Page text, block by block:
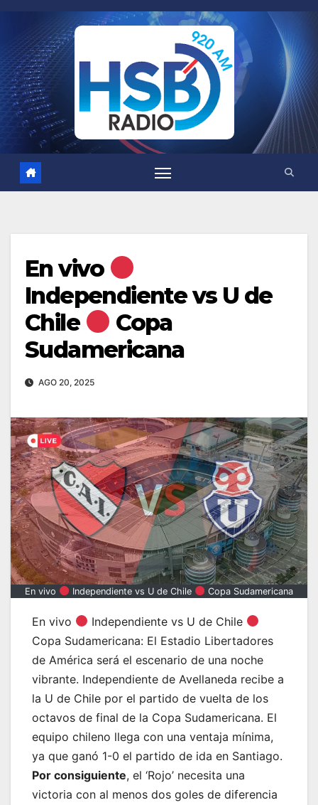
En vivo
Independiente vs U de
Chile
Copa
Sudamericana
AGO 20, 2025
En vivo Independiente vs U de Chile Copa Sudamericana
En vivo
Independiente vs U de Chile
Copa Sudamericana: El Estadio Libertadores
de América será el escenario de una noche
vibrante. Independiente de Avellaneda recibe a
la U de Chile por el partido de vuelta de los
octavos de final de la Copa Sudamericana. El
equipo chileno llega con una ventaja mínima,
ya que ganó 1-0 el partido de ida en Santiago.
Por consiguiente, el ‘Rojo’ necesita una
victoria con al menos dos goles de diferencia